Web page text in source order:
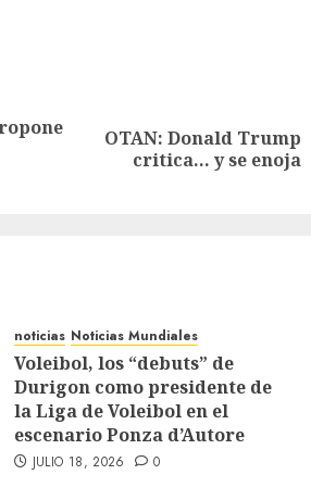
OTAN: Donald Trump
critica… y se enoja
noticias Noticias Mundiales
Voleibol, los “debuts” de
Durigon como presidente de
la Liga de Voleibol en el
escenario Ponza d’Autore
JULIO 18, 2026 0